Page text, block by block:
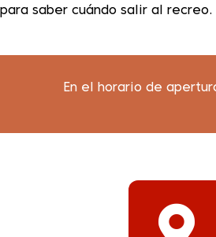
para saber cuándo salir al recreo.
En el horario de